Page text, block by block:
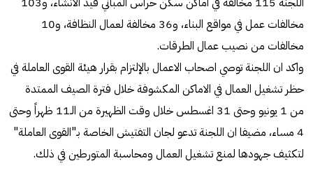
مخالفات عمل في مواقع البناء، و36 مخالفة لعمال النظافة، و10
مخالفات من نصيب عمال الطرقات.
واكد ان اللجنة توصي اصحاب الاعمال بالإلتزام بقرار هيئة القوى العاملة في
حظر تشغيل العمال في الاماكن المكشوفة خلال فترة الصيف الممتدة
من 1 يونيو وحتى 31 اغسطس خلال وقت الظهيرة من الـ11 ظهراً وحتى
4 مساء، مضيفا ان اللجنة تدعو لجان التفتيش الخاصة بـ"القوى العاملة"
لتكثيف جهودها لمنع تشغيل العمال ومحاسبة المتورطين في ذلك.